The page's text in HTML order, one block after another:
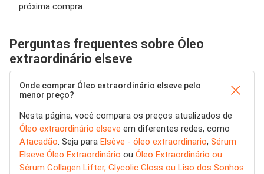
próxima compra.
Perguntas frequentes sobre Óleo
extraordinário elseve
Onde comprar Óleo extraordinário elseve pelo
menor preço?
Nesta página, você compara os preços atualizados de
Óleo extraordinário elseve em diferentes redes, como
Atacadão . Seja para Elsève - óleo extraordinario, Sérum
Elseve Óleo Extraordinário ou Óleo Extraordinário ou
Sérum Collagen Lifter, Glycolic Gloss ou Liso dos Sonhos